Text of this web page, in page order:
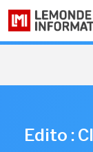
Edito :